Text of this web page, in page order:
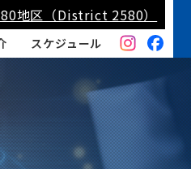
地区（District 2580）
スケジュール